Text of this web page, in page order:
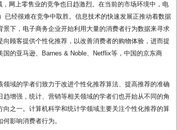
网上零售业的竞争也日趋激烈。在当前的市场环境中，电
经很难在竞争中取胜。信息技术的快速发展正推动着数据
下，电子商务企业开始利用大量的消费者行为数据来寻求
顾客提供个性化推荐，以改善消费者的购物体验，进而提
的亚马逊、Barnes & Noble、Netflix等，中国的京东商
域的学者们致力于改进个性化推荐算法、提高推荐的准确
增强，统计、营销等相关领域的学者们也开始从不同的角
之一。计算机科学和统计学领域主要关注个性化推荐的算
影响消费者行为。